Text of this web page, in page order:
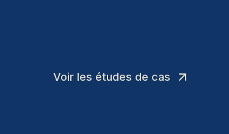
Voir les études de cas